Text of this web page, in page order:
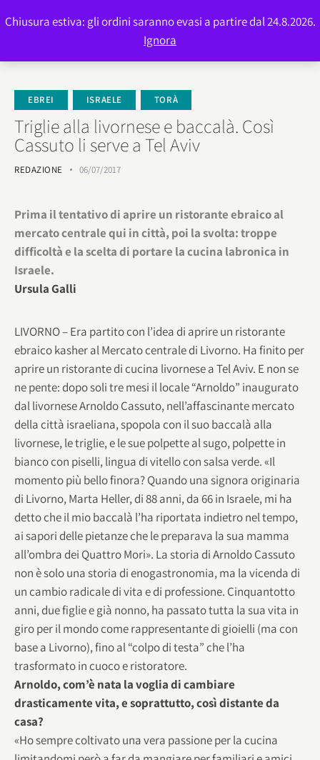
EBREI ISRAELE TORÀ
Triglie alla livornese e baccalà. Così
Cassuto li serve a Tel Aviv
REDAZIONE 06/07/2017
Prima il tentativo di aprire un ristorante ebraico al
mercato centrale qui in città, poi la svolta: troppe
difficoltà e la scelta di portare la cucina labronica in
Israele.
Ursula Galli
LIVORNO – Era partito con l’idea di aprire un ristorante
ebraico kasher al Mercato centrale di Livorno. Ha finito per
aprire un ristorante di cucina livornese a Tel Aviv. E non se
ne pente: dopo soli tre mesi il locale “Arnoldo” inaugurato
dal livornese Arnoldo Cassuto, nell’affascinante mercato
della città israeliana, spopola con il suo baccalà alla
livornese, le triglie, e le sue polpette al sugo, polpette in
bianco con piselli, lingua di vitello con salsa verde. «Il
momento più bello finora? Quando una signora originaria
di Livorno, Marta Heller, di 88 anni, da 66 in Israele, mi ha
detto che il mio baccalà l’ha riportata indietro nel tempo,
ai sapori delle pietanze che le preparava la sua mamma
all’ombra dei Quattro Mori». La storia di Arnoldo Cassuto
non è solo una storia di enogastronomia, ma la vicenda di
un cambio radicale di vita e di professione. Cinquantotto
anni, due figlie e già nonno, ha passato tutta la sua vita in
giro per il mondo come rappresentante di gioielli (ma con
base a Livorno), fino al “colpo di testa” che l’ha
trasformato in cuoco e ristoratore.
Arnoldo, com’è nata la voglia di cambiare
drasticamente vita, e soprattutto, così distante da
casa?
«Ho sempre coltivato una vera passione per la cucina
Chiusura estiva: gli ordini saranno evasi a partire dal 24.8.2026.
Ignora